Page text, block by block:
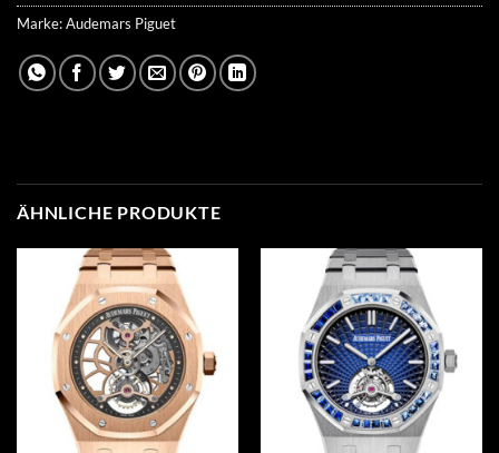
Marke:Audemars Piguet
ÄHNLICHE PRODUKTE